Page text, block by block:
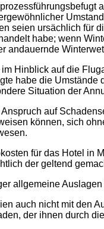
seien ursächlich für
habe; wenn
andauernde
Hinblick auf die
habe die
Situation der
auf
können, sich
für das Hotel in
der geltend
allgemeine
auch nicht mit den
der ihnen durch